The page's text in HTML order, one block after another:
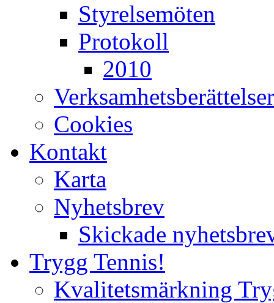
Styrelsemöten
Protokoll
2010
Verksamhetsberättelser
Cookies
Kontakt
Karta
Nyhetsbrev
Skickade
Trygg Tennis!
Kvalitetsmärkning